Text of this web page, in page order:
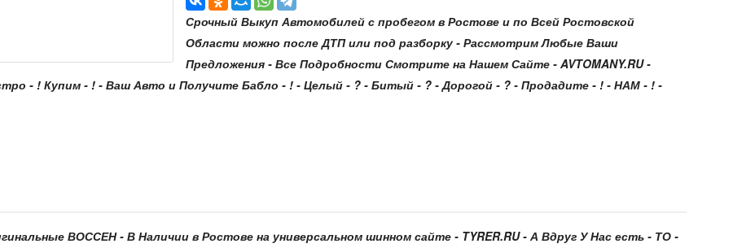
Срочный Выкуп Автомобилей с пробегом в Ростове и по Всей Ростовской
Области можно после ДТП или под разборку - Рассмотрим Любые Ваши
Предложения - Все Подробности Смотрите на Нашем Сайте - AVTOMANY.RU -
- ! Купим - ! - Ваш Авто и Получите Бабло - ! - Целый - ? - Битый - ? - Дорогой - ? - Продадите - ! - НАМ - ! -
ВОССЕН - В Наличии в Ростове на универсальном шинном сайте - TYRER.RU - А Вдруг У Нас есть - ТО -